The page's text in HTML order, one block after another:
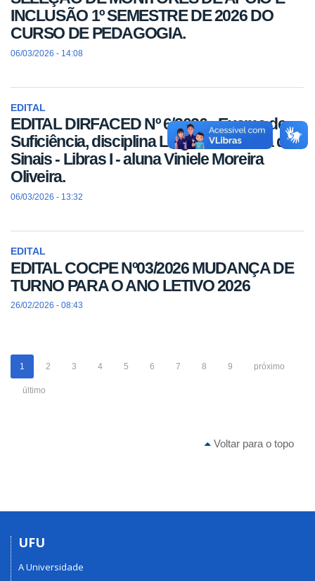
INCLUSÃO 1º SEMESTRE DE 2026 DO
CURSO DE PEDAGOGIA.
06/03/2026 - 14:08
EDITAL
EDITAL DIRFACED Nº 6/2026 - Exame de
Suficiência, disciplina Língua Brasileira de
Sinais - Libras I - aluna Viniele Moreira
Oliveira.
06/03/2026 - 13:32
EDITAL
EDITAL COCPE Nº03/2026 MUDANÇA DE
TURNO PARA O ANO LETIVO 2026
26/02/2026 - 08:43
1 2 3 4 5 6 7 8 9 próximo
último
Voltar para o topo
UFU
A Universidade